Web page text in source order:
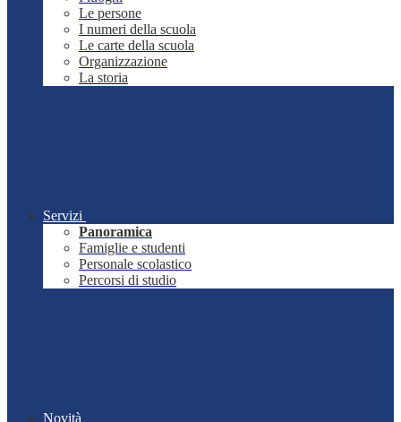
Le persone
I numeri della scuola
Le carte della scuola
Organizzazione
La storia
Servizi
Panoramica
Famiglie e studenti
Personale scolastico
Percorsi di studio
Novità